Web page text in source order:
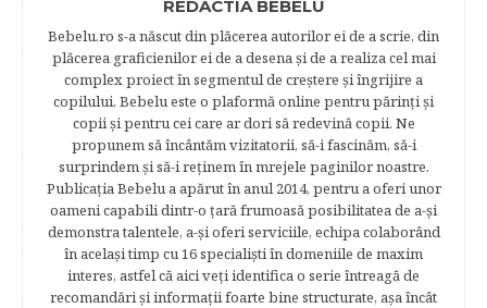
REDACTIA BEBELU
Bebelu.ro s-a născut din plăcerea autorilor ei de a scrie, din
plăcerea graficienilor ei de a desena şi de a realiza cel mai
complex proiect în segmentul de creştere şi îngrijire a
copilului. Bebelu este o plaformă online pentru părinţi şi
copii şi pentru cei care ar dori să redevină copii. Ne
propunem să încântăm vizitatorii, să-i fascinăm, să-i
surprindem şi să-i reţinem în mrejele paginilor noastre.​
Publicația Bebelu a apărut în anul 2014, pentru a oferi unor
oameni capabili dintr-o ţară frumoasă posibilitatea de a-şi
demonstra talentele, a-şi oferi serviciile, echipa colaborând
în acelaşi timp cu 16 specialişti în domeniile de maxim
interes, astfel că aici veţi identifica o serie întreagă de
recomandări şi informaţii foarte bine structurate, aşa încât